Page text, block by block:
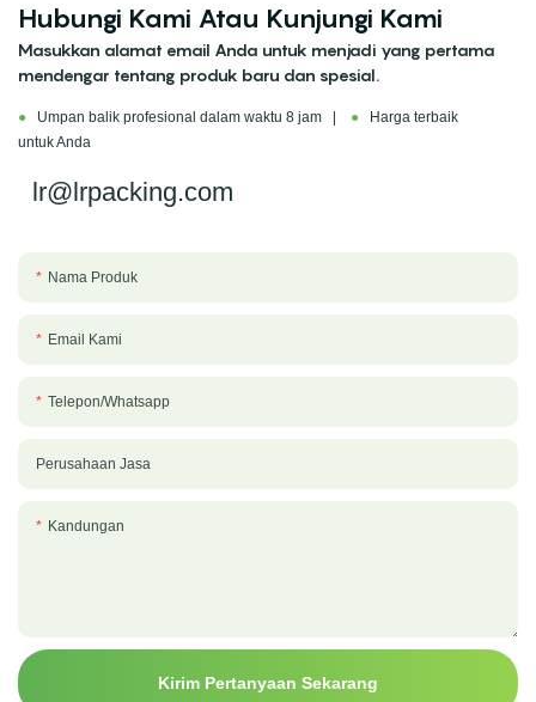
Hubungi Kami Atau Kunjungi Kami
Masukkan alamat email Anda untuk menjadi yang pertama
mendengar tentang produk baru dan spesial.
● Umpan balik profesional dalam waktu 8 jam | ●
Harga terbaik
untuk Anda
lr@lrpacking.com
Nama Produk
Email Kami
Telepon/whatsapp
Perusahaan Jasa
Kandungan
Kirim Pertanyaan Sekarang